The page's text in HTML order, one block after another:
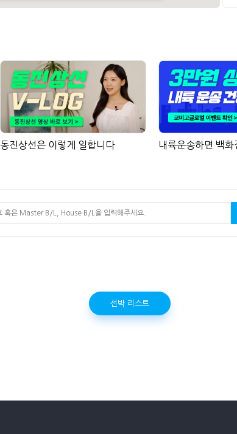
동진상선은 이렇게 일합니다
선박 리스트